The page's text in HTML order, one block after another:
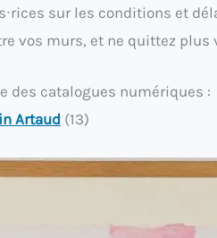
sur les conditions et
vos murs, et ne quittez plus
des catalogues numériques :
Artaud (13)